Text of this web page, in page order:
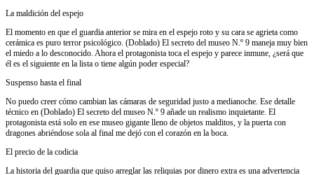
La maldición del espejo
El momento en que el guardia anterior se mira en el espejo roto y su cara se agrieta como
cerámica es puro terror psicológico. (Doblado) El secreto del museo N.º 9 maneja muy bien
el miedo a lo desconocido. Ahora el protagonista toca el espejo y parece inmune, ¿será que
él es el siguiente en la lista o tiene algún poder especial?
Suspenso hasta el final
No puedo creer cómo cambian las cámaras de seguridad justo a medianoche. Ese detalle
técnico en (Doblado) El secreto del museo N.º 9 añade un realismo inquietante. El
protagonista está solo en ese museo gigante lleno de objetos malditos, y la puerta con
dragones abriéndose sola al final me dejó con el corazón en la boca.
El precio de la codicia
La historia del guardia que quiso arreglar las reliquias por dinero extra es una advertencia